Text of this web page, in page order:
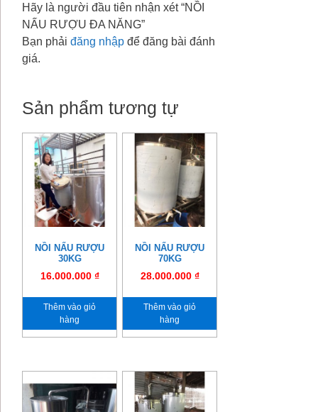
Hãy là người đầu tiên nhận xét “NỒI
NẤU RƯỢU ĐA NĂNG”
Bạn phải đăng nhập để đăng bài đánh
giá.
Sản phẩm tương tự
NỒI NẤU RƯỢU
30KG
16.000.000 ₫
Thêm vào giỏ
hàng
NỒI NẤU RƯỢU
70KG
28.000.000 ₫
Thêm vào giỏ
hàng